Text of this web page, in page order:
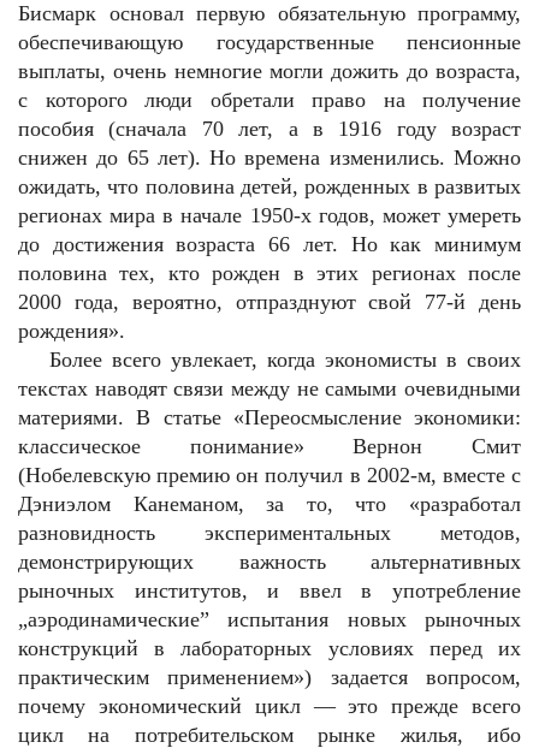
Бисмарк основал первую обязательную программу,
обеспечивающую государственные пенсионные
выплаты, очень немногие могли дожить до возраста,
с которого люди обретали право на получение
пособия (сначала 70 лет, а в 1916 году возраст
снижен до 65 лет). Но времена изменились. Можно
ожидать, что половина детей, рожденных в развитых
регионах мира в начале 1950-х годов, может умереть
до достижения возраста 66 лет. Но как минимум
половина тех, кто рожден в этих регионах после
2000 года, вероятно, отпразднуют свой 77-й день
рождения».
Более всего увлекает, когда экономисты в своих
текстах наводят связи между не самыми очевидными
материями. В статье «Переосмысление экономики:
классическое понимание» Вернон Смит
(Нобелевскую премию он получил в 2002-м, вместе с
Дэниэлом Канеманом, за то, что «разработал
разновидность экспериментальных методов,
демонстрирующих важность альтернативных
рыночных институтов, и ввел в употребление
„аэродинамические” испытания новых рыночных
конструкций в лабораторных условиях перед их
практическим применением») задается вопросом,
почему экономический цикл — это прежде всего
цикл на потребительском рынке жилья, ибо